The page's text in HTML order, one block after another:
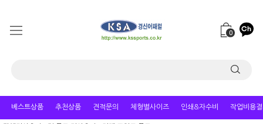
0
베스트상품 추천상품 견적문의 체형별사이즈 인쇄&자수비 작업비용